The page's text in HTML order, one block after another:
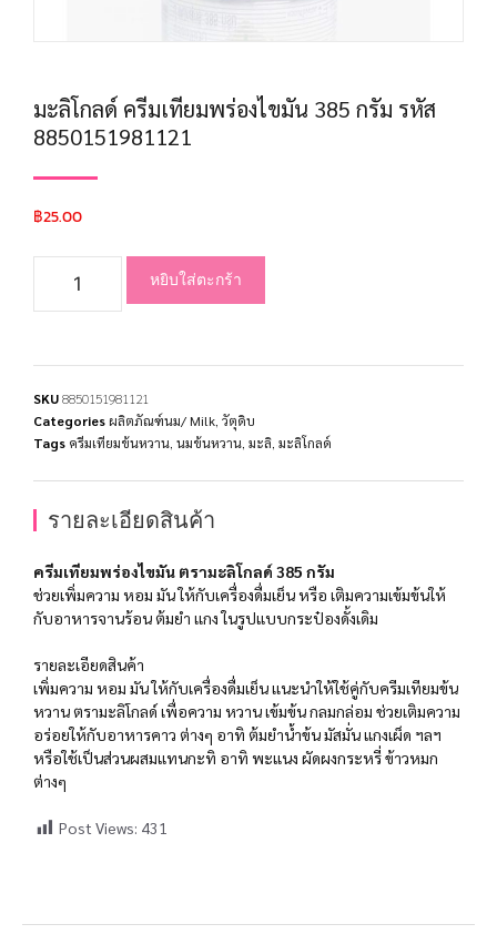
มะลิโกลด์ ครีมเทียมพร่องไขมัน 385 กรัม รหัส
8850151981121
฿25.00
หยิบใส่ตะกร้า
SKU8850151981121
Categories ผลิตภัณฑ์นม/ Milk วัตุดิบ
Tags ครีมเทียมข้นหวาน นมข้นหวาน มะลิ มะลิโกลด์
รายละเอียดสินค้า
ครีมเทียมพร่องไขมัน ตรามะลิโกลด์ 385 กรัม
ช่วยเพิ่มความ หอม มัน ให้กับเครื่องดื่มเย็น หรือ เติมความเข้มข้นให้
กับอาหารจานร้อน ต้มยำ เเกง ในรูปแบบกระป๋องดั้งเดิม
รายละเอียดสินค้า
เพิ่มความ หอม มัน ให้กับเครื่องดื่มเย็น เเนะนำให้ใช้คู่กับครีมเทียมข้น
หวาน ตรามะลิโกลด์ เพื่อความ หวาน เข้มข้น กลมกล่อม ช่วยเติมความ
อร่อยให้กับอาหารคาว ต่างๆ อาทิ ต้มยำน้ำข้น มัสมั่น แกงเผ็ด ฯลฯ
หรือใช้เป็นส่วนผสมแทนกะทิ อาทิ พะแนง ผัดผงกระหรี่ ข้าวหมก
ต่างๆ
Post Views: 431